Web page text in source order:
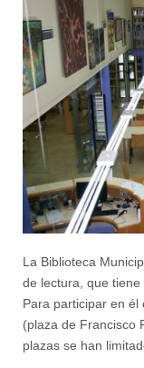
La Biblioteca
de lectura, que tiene
Para participar en él
(plaza de Francisco
plazas se han